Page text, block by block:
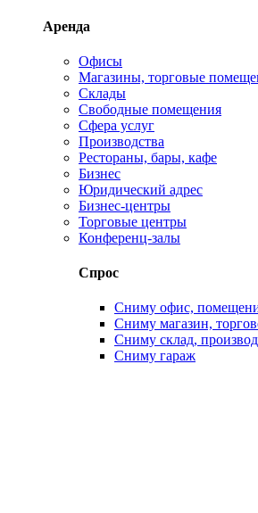
Аренда
Офисы
Магазины, торговые
Склады
Свободные помещения
Сфера услуг
Производства
Рестораны, бары, кафе
Бизнес
Юридический адрес
Бизнес-центры
Торговые центры
Конференц-залы
Спрос
Сниму офис,
Сниму магазин,
Сниму склад,
Сниму гараж